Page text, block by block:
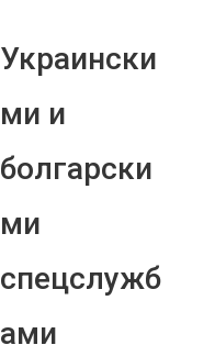
Украински
ми и
болгарски
ми
спецслужб
ами